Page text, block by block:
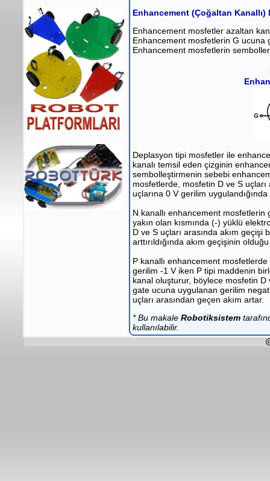
Enhancement (Çoğaltan Kanallı)
Enhancement mosfetler azaltan
Enhancement mosfetlerin G ucuna
Enhancement mosfetlerin
Deplasyon tipi mosfetler ile
kanalı temsil eden çizginin
sembolleştirmenin sebebi
mosfetlerde, mosfetin D ve S
uçlarına 0 V gerilim
N kanallı enhancement
yakın olan kısmında (-) yüklü
D ve S uçları arasında akım
arttırıldığında akım geçişinin
P kanallı enhancement
gerilim -1 V iken P tipi maddenin
kanal oluşturur, böylece mosfetin D
gate ucuna uygulanan gerilim
uçları arasından geçen akım artar.
* Bu makale Robotiksistem
kullanılabilir.